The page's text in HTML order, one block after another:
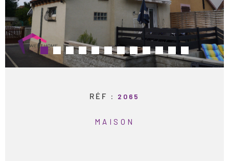
ESTIMATION
ALERTE E-
RÉF : 2065
MAISON
RECHERCHER